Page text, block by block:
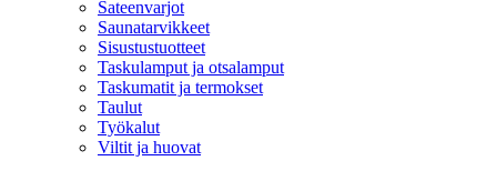
Sateenvarjot
Saunatarvikkeet
Sisustustuotteet
Taskulamput ja otsalamput
Taskumatit ja termokset
Taulut
Työkalut
Viltit ja huovat